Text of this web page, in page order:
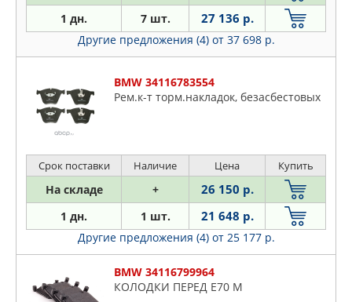
1 дн. 7 шт. 27 136 р.
Другие предложения (4) от 37 698 р.
BMW 34116783554
Рем.к-т торм.накладок, безасбестовых
Срок поставки Наличие Цена Купить
На складе + 26 150 р.
1 дн. 1 шт. 21 648 р.
Другие предложения (4) от 25 177 р.
BMW 34116799964
КОЛОДКИ ПЕРЕД E70 М